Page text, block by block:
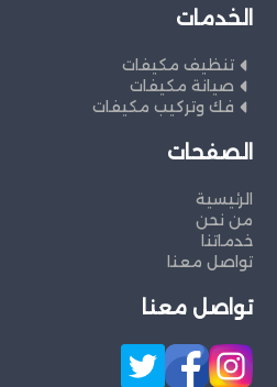
الخدمات
تنظيف مكيفات
صيانة مكيفات
فك وتركيب مكيفات
الصفحات
الرئيسية
من نحن
خدماتنا
تواصل معنا
تواصل معنا